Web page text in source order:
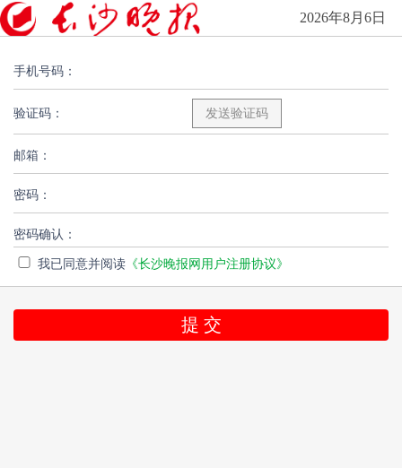
2026年8月6日
手机号码：
验证码：
邮箱：
密码：
密码确认：
我已同意并阅读 《长沙晚报网用户注册协议》
提 交